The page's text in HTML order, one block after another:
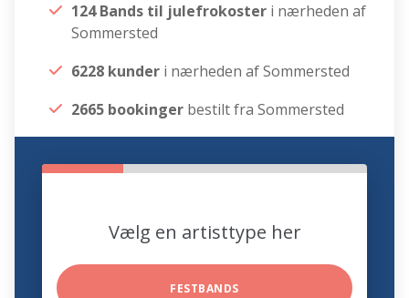
124 Bands til julefrokoster i nærheden af
Sommersted
6228 kunder i nærheden af Sommersted
2665 bookinger bestilt fra Sommersted
Vælg en artisttype her
FESTBANDS